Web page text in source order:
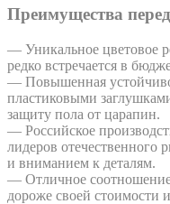
Преимущества
— Уникальное цветовое
редко встречается в
— Повышенная
пластиковыми
защиту пола от царапин.
— Российское
лидеров отечественного
и вниманием к деталям.
— Отличное соотношение
дороже своей стоимости